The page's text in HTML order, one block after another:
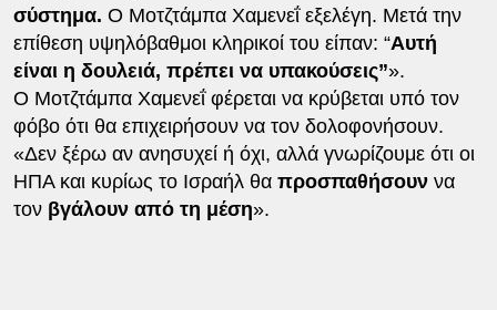
σύστημα. Ο Μοτζτάμπα Χαμενεΐ εξελέγη. Μετά την
επίθεση υψηλόβαθμοι κληρικοί του είπαν: “Αυτή
είναι η δουλειά, πρέπει να υπακούσεις”».
Ο Μοτζτάμπα Χαμενεΐ φέρεται να κρύβεται υπό τον
φόβο ότι θα επιχειρήσουν να τον δολοφονήσουν.
«Δεν ξέρω αν ανησυχεί ή όχι, αλλά γνωρίζουμε ότι οι
ΗΠΑ και κυρίως το Ισραήλ θα προσπαθήσουν να
τον βγάλουν από τη μέση».